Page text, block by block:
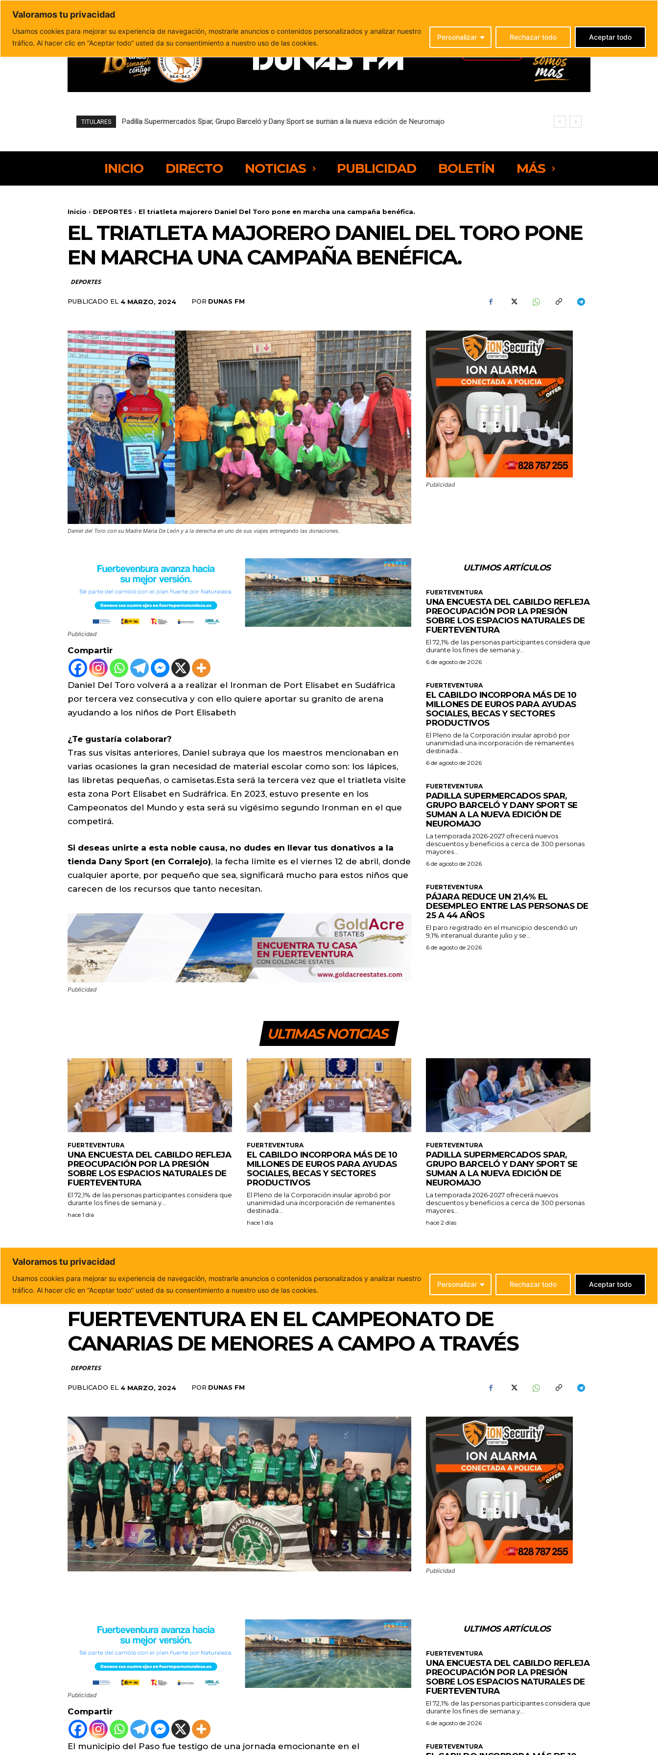
Valoramos tu privacidad
Usamos cookies para mejorar su experiencia de navegación, mostrarle anuncios o contenidos personalizados y analizar nuestro
tráfico. Al hacer clic en “Aceptar todo” usted da su consentimiento a nuestro uso de las cookies.
Personalizar Rechazar todo Aceptar todo
Política de privacidad
TITULARES Pájara reduce un 21,4% el desempleo entre las personas de 25 a 44 años
INICIO DIRECTO NOTICIAS PUBLICIDAD BOLETÍN MÁS
Inicio DEPORTES El triatleta majorero Daniel Del Toro pone en marcha una campaña benéfica.
EL TRIATLETA MAJORERO DANIEL DEL TORO PONE
EN MARCHA UNA CAMPAÑA BENÉFICA.
DEPORTES
PUBLICADO EL 4 MARZO, 2024 POR DUNAS FM
Daniel del Toro con su Madre Maria De León y a la derecha en uno de sus viajes entregando las donaciones.
Publicidad
Publicidad
Compartir
Daniel Del Toro volverá a a realizar el Ironman de Port Elisabet en Sudáfrica
por tercera vez consecutiva y con ello quiere aportar su granito de arena
ayudando a los niños de Port Elisabeth
¿Te gustaría colaborar?
Tras sus visitas anteriores, Daniel subraya que los maestros mencionaban en
varias ocasiones la gran necesidad de material escolar como son: los lápices,
las libretas pequeñas, o camisetas.Esta será la tercera vez que el triatleta visite
esta zona Port Elisabet en Sudráfrica. En 2023, estuvo presente en los
Campeonatos del Mundo y esta será su vigésimo segundo Ironman en el que
competirá.
Si deseas unirte a esta noble causa, no dudes en llevar tus donativos a la
tienda Dany Sport (en Corralejo), la fecha límite es el viernes 12 de abril, donde
cualquier aporte, por pequeño que sea, significará mucho para estos niños que
carecen de los recursos que tanto necesitan.
Publicidad
ULTIMOS ARTÍCULOS
FUERTEVENTURA
UNA ENCUESTA DEL CABILDO REFLEJA
PREOCUPACIÓN POR LA PRESIÓN
SOBRE LOS ESPACIOS NATURALES DE
FUERTEVENTURA
El 72,1% de las personas participantes considera que
durante los fines de semana y...
6 de agosto de 2026
FUERTEVENTURA
EL CABILDO INCORPORA MÁS DE 10
MILLONES DE EUROS PARA AYUDAS
SOCIALES, BECAS Y SECTORES
PRODUCTIVOS
El Pleno de la Corporación insular aprobó por
unanimidad una incorporación de remanentes
destinada...
6 de agosto de 2026
FUERTEVENTURA
PADILLA SUPERMERCADOS SPAR,
GRUPO BARCELÓ Y DANY SPORT SE
SUMAN A LA NUEVA EDICIÓN DE
NEUROMAJO
La temporada 2026-2027 ofrecerá nuevos
descuentos y beneficios a cerca de 300 personas
mayores...
6 de agosto de 2026
FUERTEVENTURA
PÁJARA REDUCE UN 21,4% EL
DESEMPLEO ENTRE LAS PERSONAS DE
25 A 44 AÑOS
El paro registrado en el municipio descendió un
9,1% interanual durante julio y se...
6 de agosto de 2026
ULTIMAS NOTICIAS
FUERTEVENTURA
UNA ENCUESTA DEL CABILDO REFLEJA
PREOCUPACIÓN POR LA PRESIÓN
SOBRE LOS ESPACIOS NATURALES DE
FUERTEVENTURA
El 72,1% de las personas participantes considera que
durante los fines de semana y...
hace 1 día
FUERTEVENTURA
EL CABILDO INCORPORA MÁS DE 10
MILLONES DE EUROS PARA AYUDAS
SOCIALES, BECAS Y SECTORES
PRODUCTIVOS
El Pleno de la Corporación insular aprobó por
unanimidad una incorporación de remanentes
destinada...
hace 1 día
FUERTEVENTURA
PADILLA SUPERMERCADOS SPAR,
GRUPO BARCELÓ Y DANY SPORT SE
SUMAN A LA NUEVA EDICIÓN DE
NEUROMAJO
La temporada 2026-2027 ofrecerá nuevos
descuentos y beneficios a cerca de 300 personas
mayores...
hace 2 días